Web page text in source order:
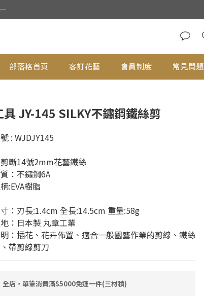
★
★
部落格首頁 客訂花藝 會員制度 常見問題
具 JY-145 SILKY不鏽鋼鐵絲剪
: WJDJY145
斷14號2mm花藝鐵絲
：不鏽鋼6A
:EVA樹脂
：刃長:1.4cm 全長:14.5cm 重量:58g
：日本製 丸章工業
：插花、花卉佈置、適合一般園藝作業的剪線、鐵絲
帶剪線剪刀
全店，單筆消費滿$5000免運一件(三材積)